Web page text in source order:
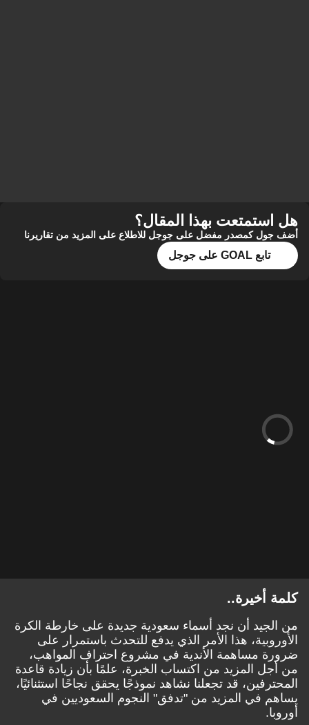
هل استمتعت بهذا المقال؟
أضف جول كمصدر مفضل على جوجل للاطلاع على المزيد من تقاريرنا
تابع GOAL على جوجل
كلمة أخيرة..
من الجيد أن نجد أسماء سعودية جديدة على خارطة الكرة
الأوروبية، هذا الأمر الذي يدفع للتحدث باستمرار على
ضرورة مساهمة الأندية في مشروع احتراف المواهب،
من أجل المزيد من اكتساب الخبرة، علمًا بأن زيادة قاعدة
المحترفين، قد تجعلنا نشاهد نموذجًا يحقق نجاحًا استثنائيًا،
يساهم في المزيد من "تدفق" النجوم السعوديين في
أوروبا.